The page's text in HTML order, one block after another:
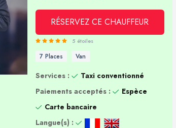
RÉSERVEZ CE CHAUFFEUR
5 étoiles
7 Places Van
Services :
Taxi conventionné
Paiements acceptés :
Espèce
Carte bancaire
Langue(s) :